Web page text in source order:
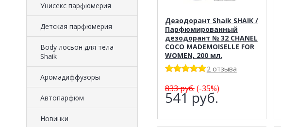
Унисекс парфюмерия
Детская парфюмерия
Body лосьон для тела
Shaik
Аромадиффузоры
Автопарфюм
Новинки
Дезодорант Shaik SHAIK /
Парфюмированный
дезодорант № 32 CHANEL
COCO MADEMOISELLE FOR
WOMEN, 200 мл.
2 отзыва
833руб.(-35%)
541 руб.